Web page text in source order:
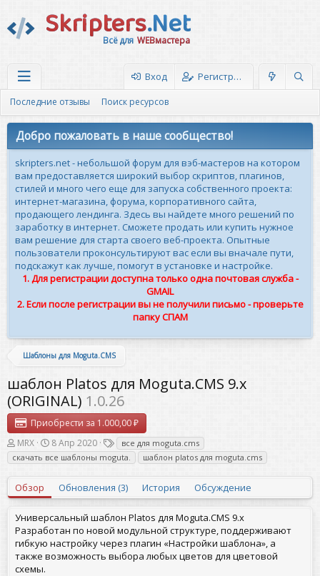
Skripters.Net
Всё для WEBмастера
Вход Регистрация
Последние отзывы Поиск ресурсов
Добро пожаловать в наше сообщество!
skripters.net - небольшой форум для вэб-мастеров на котором
вам предоставляется широкий выбор скриптов, плагинов,
стилей и много чего еще для запуска собственного проекта:
интернет-магазина, форума, корпоративного сайта,
продающего лендинга. Здесь вы найдете много решений по
заработку в интернет. Сможете продать или купить нужное
вам решение для старта своего веб-проекта. Опытные
пользователи проконсультируют вас если вы вначале пути,
подскажут как лучше, помогут в установке и настройке.
1. Для регистрации доступна только одна почтовая служба -
GMAIL
2. Если после регистрации вы не получили письмо - проверьте
папку СПАМ
Шаблоны для Moguta.CMS
шаблон Platos для Moguta.CMS 9.x
(ORIGINAL) 1.0.26
Приобрести за 1.000,00 ₽
А
в
т
о
р
MRX
Д
а
т
а
о
з
д
а
н
и
8 Апр 2020
Т
е
г
и
все для moguta.cms
скачать все шаблоны moguta.
шаблон platos для moguta.cms
Обзор Обновления (3) История Обсуждение
Универсальный шаблон Platos для Moguta.CMS 9.x
Разработан по новой модульной структуре, поддерживают
гибкую настройку через плагин «Настройки шаблона», а
также возможность выбора любых цветов для цветовой
схемы.